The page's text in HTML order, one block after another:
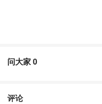
问大家0
评论